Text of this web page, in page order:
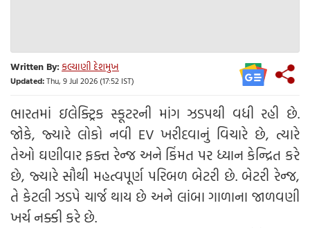
Written By:કલ્યાણી દેશમુખ
Updated:Thu, 9 Jul 2026 (17:52 IST)
ભારતમાં ઇલેક્ટ્રિક સ્કૂટરની માંગ ઝડપથી વધી રહી છે.
જોકે, જ્યારે લોકો નવી EV ખરીદવાનું વિચારે છે, ત્યારે
તેઓ ઘણીવાર ફક્ત રેન્જ અને કિંમત પર ધ્યાન કેન્દ્રિત કરે
છે, જ્યારે સૌથી મહત્વપૂર્ણ પરિબળ બેટરી છે. બેટરી રેન્જ,
તે કેટલી ઝડપે ચાર્જ થાય છે અને લાંબા ગાળાના જાળવણી
ખર્ચ નક્કી કરે છે.